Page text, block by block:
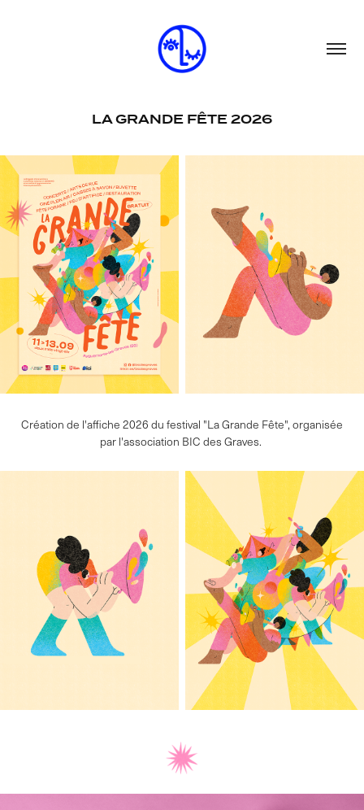
LA GRANDE FÊTE 2026
Création de l'affiche 2026 du festival "La Grande Fête", organisée
par l'association BIC des Graves.